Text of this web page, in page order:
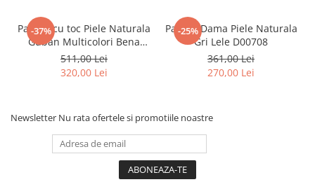
-37%
Pantofi cu toc Piele Naturala
Guban Multicolori Bena
D00646
511,00 Lei
320,00 Lei
-25%
Pantofi Dama Piele Naturala
Gri Lele D00708
361,00 Lei
270,00 Lei
Newsletter Nu rata ofertele si promotiile noastre